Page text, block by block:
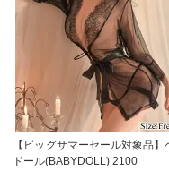
【ビッグサマーセール対象品】
ドール(BABYDOLL) 2100